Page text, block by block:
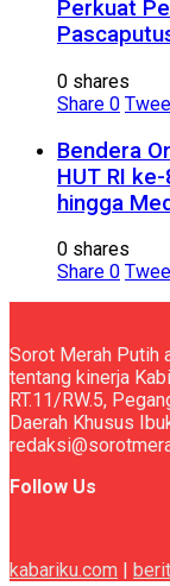
Perkuat
0 shares
Share 0
Bendera
HUT RI
hingga
0 shares
Share 0
Sorot Merah Putih
tentang kinerja
RT.11/RW.5,
Daerah Khusus
Follow Us
kabariku.com